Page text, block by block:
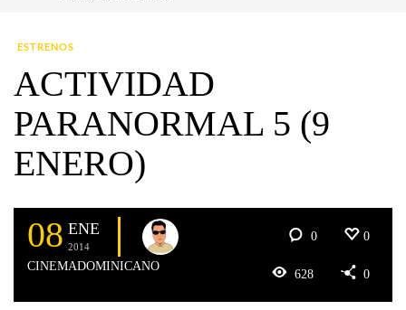
ESTRENOS
ACTIVIDAD
PARANORMAL 5 (9
ENERO)
08 ENE
2014
CINEMADOMINICANO
0 0
628 0